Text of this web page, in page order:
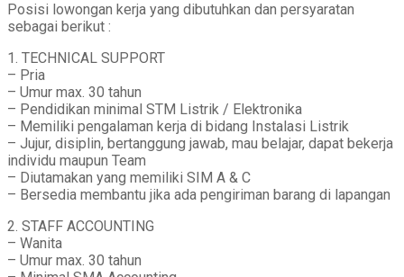
Posisi lowongan kerja yang dibutuhkan dan persyaratan
sebagai berikut :
1. TECHNICAL SUPPORT
– Pria
– Umur max. 30 tahun
– Pendidikan minimal STM Listrik / Elektronika
– Memiliki pengalaman kerja di bidang Instalasi Listrik
– Jujur, disiplin, bertanggung jawab, mau belajar, dapat bekerja
individu maupun Team
– Diutamakan yang memiliki SIM A & C
– Bersedia membantu jika ada pengiriman barang di lapangan
2. STAFF ACCOUNTING
– Wanita
– Umur max. 30 tahun